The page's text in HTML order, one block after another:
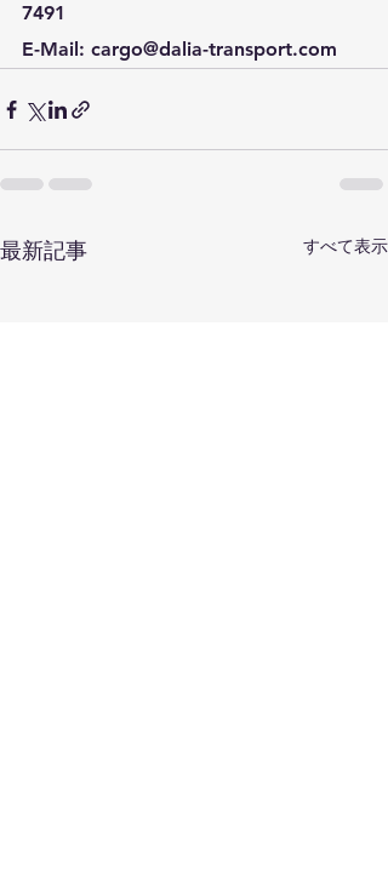
7491
E-Mail: cargo@dalia-transport.com
最新記事 すべて表示